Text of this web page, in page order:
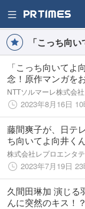
「こっち向
「こっち向いてよ
念！原作マンガを
ン開催
NTTソルマーレ株式会社
2023年8月16日
藤間爽子が、日テ
ち向いてよ向井く
原チカ役として出
株式会社レプロエンタ
2023年7月19日
久間田琳加 演じる
んに突然のキス！？